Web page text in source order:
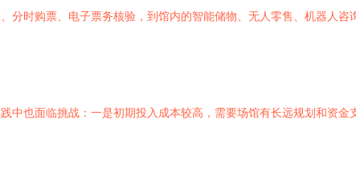
、分时购票、电子票务核验，到馆内的智能储物、无人零售、机器人
中也面临挑战：一是初期投入成本较高，需要场馆有长远规划和资